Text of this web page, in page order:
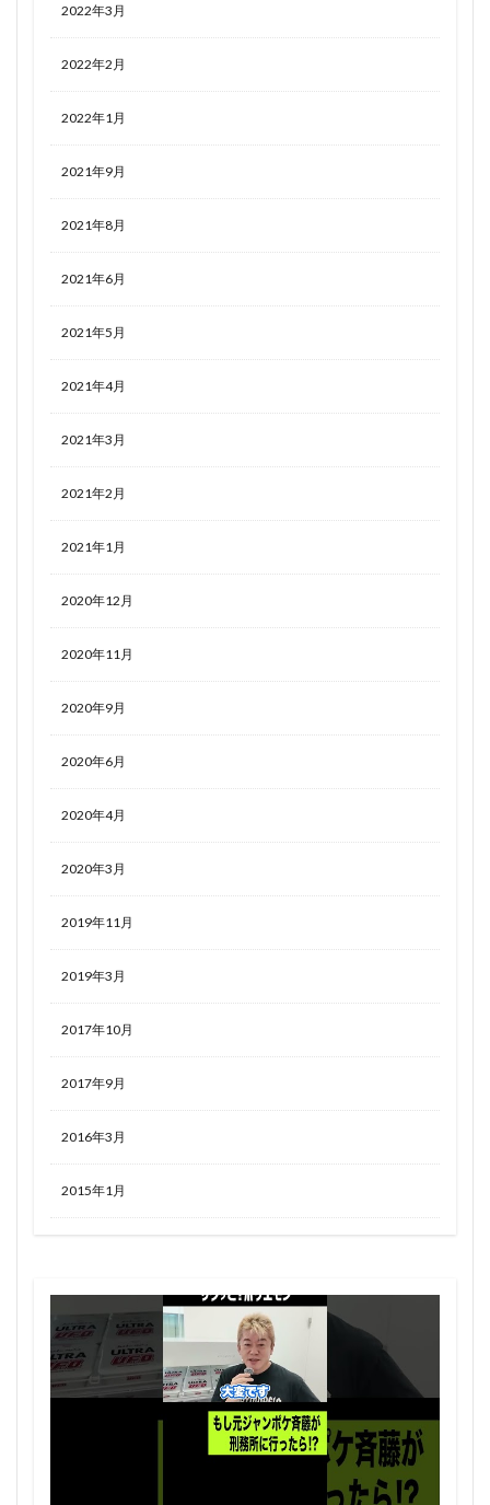
2022年3月
2022年2月
2022年1月
2021年9月
2021年8月
2021年6月
2021年5月
2021年4月
2021年3月
2021年2月
2021年1月
2020年12月
2020年11月
2020年9月
2020年6月
2020年4月
2020年3月
2019年11月
2019年3月
2017年10月
2017年9月
2016年3月
2015年1月